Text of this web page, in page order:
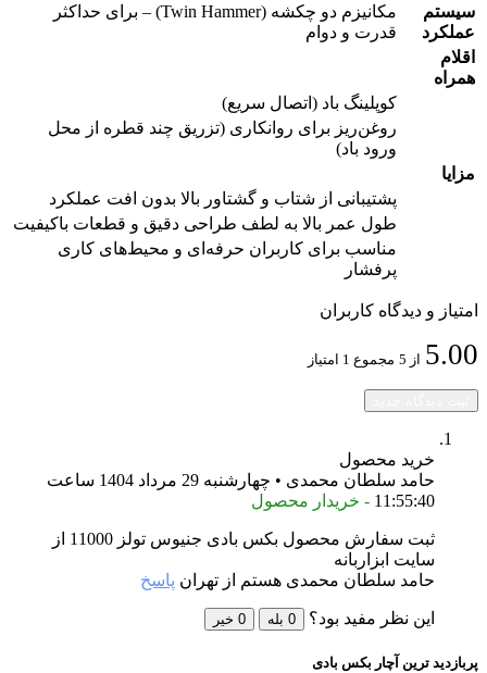
سیستم
عملکرد
مکانیزم دو چکشه (Twin Hammer) – برای حداکثر
قدرت و دوام
اقلام
همراه
کوپلینگ باد (اتصال سریع)
روغن‌ریز برای روانکاری (تزریق چند قطره از محل
ورود باد)
مزایا
پشتیبانی از شتاب و گشتاور بالا بدون افت عملکرد
طول عمر بالا به لطف طراحی دقیق و قطعات باکیفیت
مناسب برای کاربران حرفه‌ای و محیط‌های کاری
پرفشار
امتیاز و دیدگاه کاربران
5.00 از 5 مجموع 1 امتیاز
خرید محصول
حامد سلطان محمدی • چهارشنبه 29 مرداد 1404 ساعت
11:55:40 - خریدار محصول
ثبت سفارش محصول بکس بادی جنیوس تولز 11000 از
سایت ابزاربانه
حامد سلطان محمدی هستم از تهران پاسخ
این نظر مفید بود؟ 0 بله 0 خیر
پربازدید ترین آچار بکس بادی